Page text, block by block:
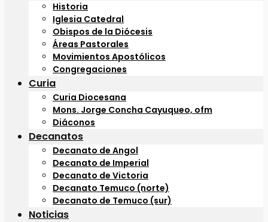
Historia
Iglesia Catedral
Obispos de la Diócesis
Áreas Pastorales
Movimientos Apostólicos
Congregaciones
Curia
Curia Diocesana
Mons. Jorge Concha Cayuqueo, ofm
Diáconos
Decanatos
Decanato de Angol
Decanato de Imperial
Decanato de Victoria
Decanato Temuco (norte)
Decanato de Temuco (sur)
Noticias